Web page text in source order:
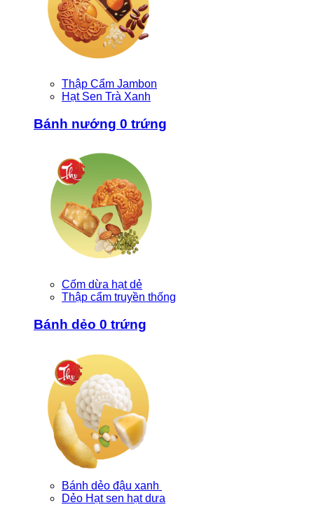
Thập Cẩm Jambon
Hạt Sen Trà Xanh
Bánh nướng 0 trứng
Cốm dừa hạt dẻ
Thập cẩm truyền thống
Bánh dẻo 0 trứng
Bánh dẻo đậu xanh
Dẻo Hạt sen hạt dưa